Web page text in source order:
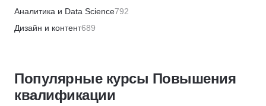
НИПКЭФ
ИПО
Скидки до 20%
Аналитика и Data Science792
Дизайн и контент689
Финансы и бухгалтерия656
HR и рекрутинг328
Популярные курсы Повышения
квалификации